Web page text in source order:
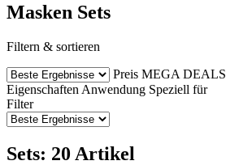
Masken Sets
Filtern & sortieren
Preis MEGA DEALS
Eigenschaften Anwendung Speziell für
Filter
Sets: 20 Artikel